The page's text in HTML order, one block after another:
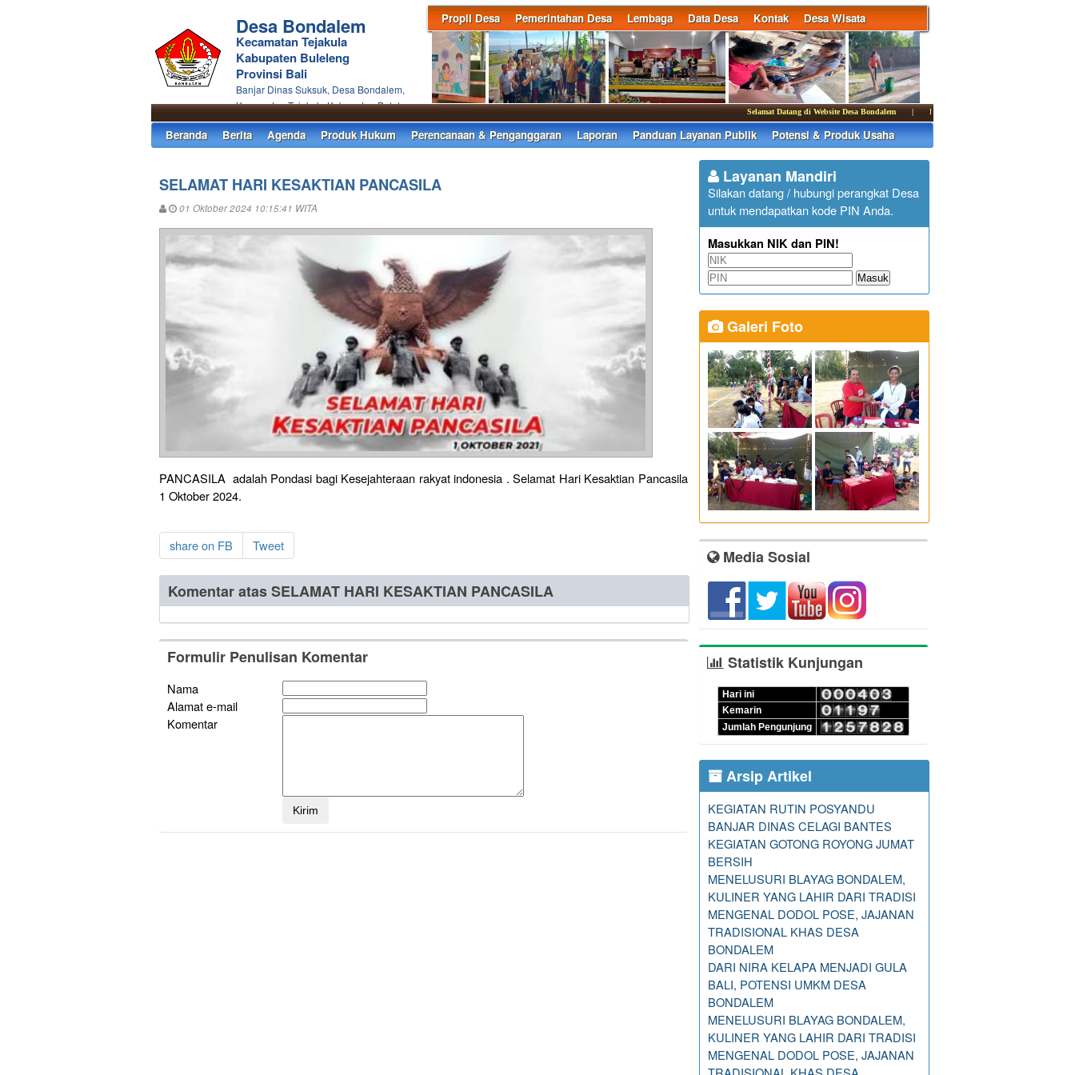
Propil Desa Pemerintahan Desa Lembaga Data Desa Kontak Desa Wisata
Desa Bondalem
Kecamatan Tejakula
Kabupaten Buleleng
Provinsi Bali
Banjar Dinas Suksuk, Desa Bondalem,
Kecamatan Tejakula Kabupaten Buleleng
Selamat Datang di Website Desa Bondalem Kantor Perbekel Bondalem membuka
Beranda Berita Agenda Produk Hukum Perencanaan & Penganggaran Laporan Panduan Layanan Publik Potensi & Produk Usaha
SELAMAT HARI KESAKTIAN PANCASILA
01 Oktober 2024 10:15:41 WITA
PANCASILA adalah Pondasi bagi Kesejahteraan rakyat indonesia . Selamat Hari Kesaktian Pancasila
1 Oktober 2024.
share on FB Tweet
Komentar atas SELAMAT HARI KESAKTIAN PANCASILA
Formulir Penulisan Komentar
Nama
Alamat e-mail
Komentar
Layanan Mandiri
Silakan datang / hubungi perangkat Desa
untuk mendapatkan kode PIN Anda.
Masukkan NIK dan PIN!
Masuk
Galeri Foto
Media Sosial
Statistik Kunjungan
Hari ini
Kemarin
Jumlah Pengunjung
Arsip Artikel
KEGIATAN RUTIN POSYANDU
BANJAR DINAS CELAGI BANTES
KEGIATAN GOTONG ROYONG JUMAT
BERSIH
MENELUSURI BLAYAG BONDALEM,
KULINER YANG LAHIR DARI TRADISI
MENGENAL DODOL POSE, JAJANAN
TRADISIONAL KHAS DESA
BONDALEM
DARI NIRA KELAPA MENJADI GULA
BALI, POTENSI UMKM DESA
BONDALEM
MENELUSURI BLAYAG BONDALEM,
KULINER YANG LAHIR DARI TRADISI
MENGENAL DODOL POSE, JAJANAN